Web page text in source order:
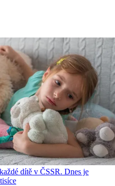
dítě v ČSSR. Dnes je